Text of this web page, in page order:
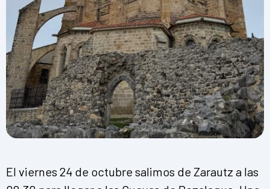
El viernes 24 de octubre salimos de Zarautz a las